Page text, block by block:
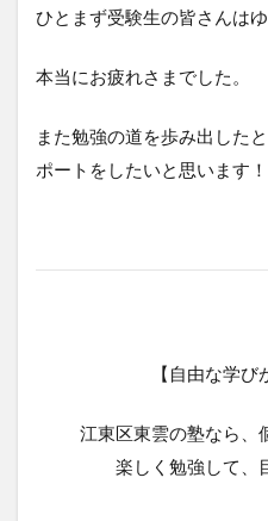
ひとまず受験生の皆さんは
本当にお疲れさまでした。
また勉強の道を歩み出した
ポートをしたいと思います！
【自由な学び
江東区東雲の塾なら、
楽しく勉強して、